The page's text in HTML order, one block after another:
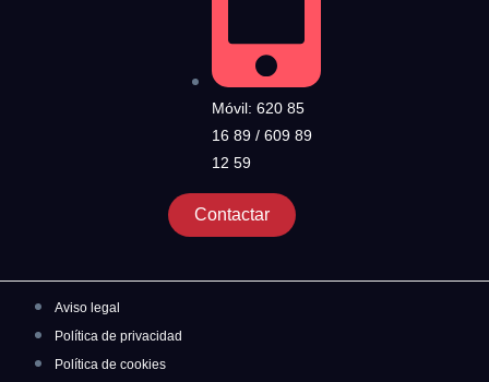
Móvil: 620 85
16 89 / 609 89
12 59
Contactar
Aviso legal
Política de privacidad
Política de cookies